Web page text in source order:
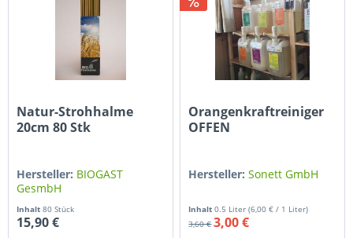
Natur-Strohhalme
20cm 80 Stk
Hersteller: BIOGAST
GesmbH
Inhalt80 Stück
15,90 €
Orangenkraftreiniger
OFFEN
Hersteller: Sonett GmbH
Inhalt0.5 Liter(6,00 € / 1 Liter)
3,60 € 3,00 €